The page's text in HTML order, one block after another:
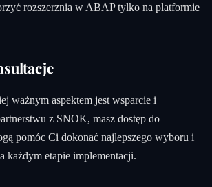
rozszerznia w ABAP tylko na platformie
ważnym aspektem jest wsparcie i
z SNOK, masz dostęp do
pomóc Ci dokonać najlepszego wyboru i
każdym etapie implementacji.